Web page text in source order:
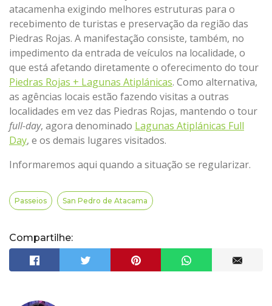
atacamenha exigindo melhores estruturas para o
recebimento de turistas e preservação da região das
Piedras Rojas. A manifestação consiste, também, no
impedimento da entrada de veículos na localidade, o
que está afetando diretamente o oferecimento do tour
Piedras Rojas + Lagunas Atiplánicas. Como alternativa,
as agências locais estão fazendo visitas a outras
localidades em vez das Piedras Rojas, mantendo o tour
full-day, agora denominado Lagunas Atiplánicas Full
Day, e os demais lugares visitados.
Informaremos aqui quando a situação se regularizar.
Passeios San Pedro de Atacama
Compartilhe: